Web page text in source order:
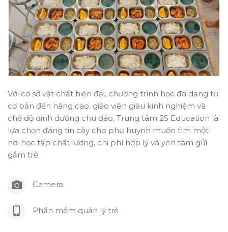
Với cơ sở vật chất hiện đại, chương trình học đa dạng từ
cơ bản đến nâng cao, giáo viên giàu kinh nghiệm và
chế độ dinh dưỡng chu đáo, Trung tâm 2S Education là
lựa chọn đáng tin cậy cho phụ huynh muốn tìm một
nơi học tập chất lượng, chi phí hợp lý và yên tâm gửi
gắm trẻ.
Camera
Phần mềm quản lý trẻ